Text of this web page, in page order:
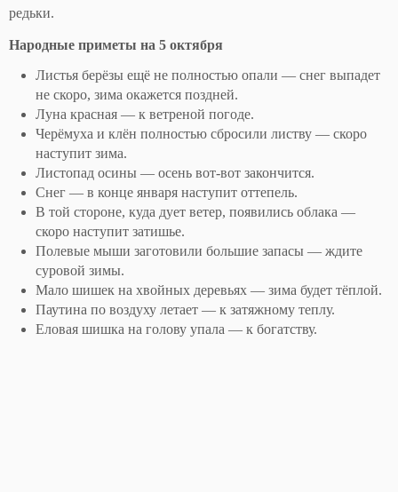
редьки.
Народные приметы на 5 октября
Листья берёзы ещё не полностью опали — снег выпадет
не скоро, зима окажется поздней.
Луна красная — к ветреной погоде.
Черёмуха и клён полностью сбросили листву — скоро
наступит зима.
Листопад осины — осень вот-вот закончится.
Снег — в конце января наступит оттепель.
В той стороне, куда дует ветер, появились облака —
скоро наступит затишье.
Полевые мыши заготовили большие запасы — ждите
суровой зимы.
Мало шишек на хвойных деревьях — зима будет тёплой.
Паутина по воздуху летает — к затяжному теплу.
Еловая шишка на голову упала — к богатству.